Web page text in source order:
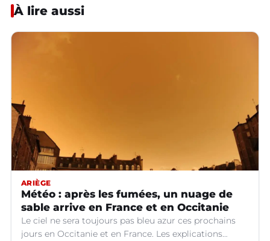
À lire aussi
ARIÈGE
Météo : après les fumées, un nuage de
sable arrive en France et en Occitanie
Le ciel ne sera toujours pas bleu azur ces prochains
jours en Occitanie et en France. Les explications